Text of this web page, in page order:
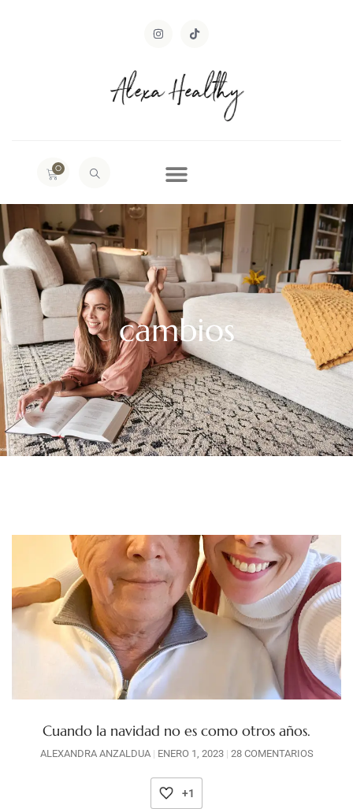
0
cambios
Cuando la navidad no es como otros años.
ALEXANDRA ANZALDUA ENERO 1, 2023 28 COMENTARIOS
+1